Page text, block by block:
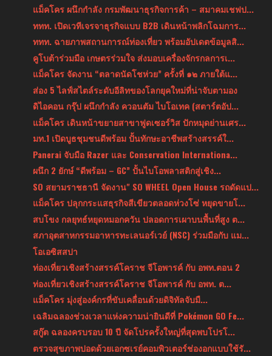
แม็คโคร ผนึกกำลัง กรมพัฒนาธุรกิจการค้า – สมาคมเชฟป...
ททท. เปิดเวทีเจรจาธุรกิจแบบ B2B เดินหน้าพลิกโฉมการ...
ททท. ฉายภาพสถานการณ์ท่องเที่ยว พร้อมอัปเดตข้อมูลสิ...
คูโบต้าร่วมมือ เกษตรร่วมใจ ส่งมอบเครื่องจักรกลการเ...
แม็คโคร จัดงาน “ตลาดนัดโชห่วย” ครั้งที่ ๑๒ ภายใต้แ...
ส่อง 5 ไลฟ์สไตล์ระดับอีลิทของโลกยุคใหม่ที่น่าจับตามอง
ดิไอคอน กรุ๊ป ผนึกกำลัง ควอนตัม ไบโอเทค (สตาร์ตอัป...
แม็คโคร เดินหน้าขยายสาขาฟูดเซอร์วิส ปักหมุดย่านเศร...
มท.1 เปิดบูธชุมชนดีพร้อม ปั้นทักษะอาชีพสร้างสรรค์ใ...
Panerai จับมือ Razer และ Conservation Internationa...
ผนึก 2 ยักษ์ “ดีพร้อม – GC” ปั้นไบโอพลาสติกสู่เชิง...
SO สยามราชธานี จัดงาน" SO WHEEL Open House รถดัดแป...
แม็คโคร ปลุกกระแสธุรกิจสีเขียวตลอดห่วงโซ่ หยุดขายโ...
สบโขง กลยุทธ์หยุดหมอกควัน ปลอดการเผาบนพื้นที่สูง ต...
สภาอุตสาหกรรมอาหารทะเลนอร์เวย์ (NSC) ร่วมมือกับ แม...
โอเอซิสสปา
ท่องเที่ยวเชิงสร้างสรรค์โคราช จีโอพารค์ กับ อพท.ตอน 2
ท่องเที่ยวเชิงสร้างสรรค์โคราช จีโอพารค์ กับ อพท. ต...
แม็คโคร มุ่งสู่องค์กรที่ขับเคลื่อนด้วยดิจิทัลจับมื...
เฉลิมฉลองช่วงเวลาแห่งความน่ายินดีที่ Pokémon GO Fe...
สกู๊ต ฉลองครบรอบ 10 ปี จัดโปรครั้งใหญ่ที่สุดพบโปรโ...
ตรวจสุขภาพปอดด้วยเอกซเรย์คอมพิวเตอร์ช่องอกแบบใช้รั...